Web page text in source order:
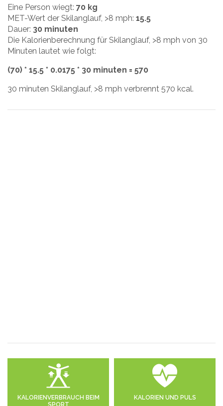
Eine Person wiegt: 70 kg
MET-Wert der Skilanglauf, >8 mph: 15.5
Dauer: 30 minuten
Die Kalorienberechnung für Skilanglauf, >8 mph von 30
Minuten lautet wie folgt:
(70) * 15.5 * 0.0175 * 30 minuten = 570
30 minuten Skilanglauf, >8 mph verbrennt 570 kcal.
KALORIENVERBRAUCH BEIM
SPORT
KALORIEN UND PULS